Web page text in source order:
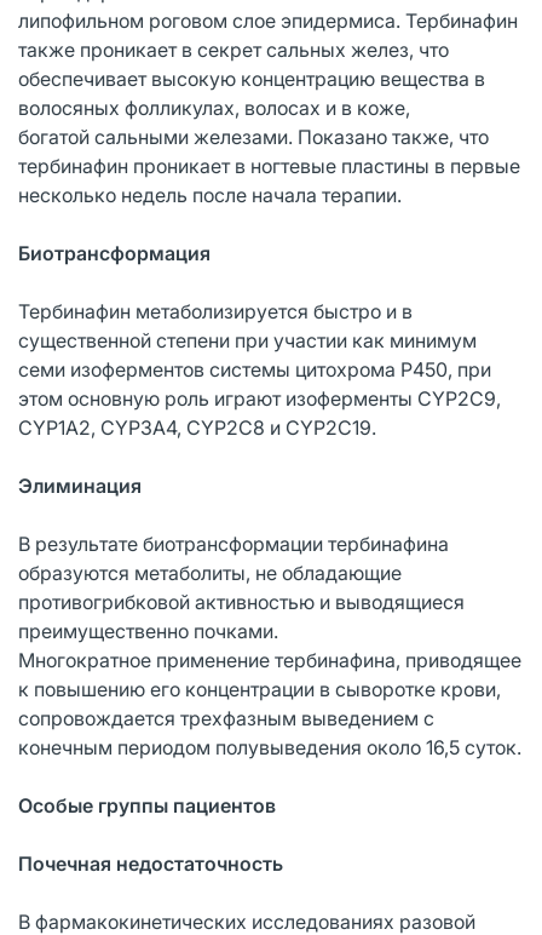
липофильном роговом слое эпидермиса. Тербинафин
также проникает в секрет сальных желез, что
обеспечивает высокую концентрацию вещества в
волосяных фолликулах, волосах и в коже,
богатой сальными железами. Показано также, что
тербинафин проникает в ногтевые пластины в первые
несколько недель после начала терапии.
Биотрансформация
Тербинафин метаболизируется быстро и в
существенной степени при участии как минимум
семи изоферментов системы цитохрома Р450, при
этом основную роль играют изоферменты CYP2C9,
CYP1A2, CYP3A4, CYP2C8 и CYP2C19.
Элиминация
В результате биотрансформации тербинафина
образуются метаболиты, не обладающие
противогрибковой активностью и выводящиеся
преимущественно почками.
Многократное применение тербинафина, приводящее
к повышению его концентрации в сыворотке крови,
сопровождается трехфазным выведением с
конечным периодом полувыведения около 16,5 суток.
Особые группы пациентов
Почечная недостаточность
В фармакокинетических исследованиях разовой